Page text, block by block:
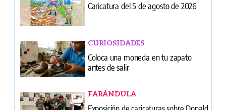
Coloca una moneda en tu zapato
FARÁNDULA
Exposición de caricaturas sobre Donald
Trump
NACIONALES